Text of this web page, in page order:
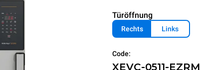
Türöffnung
Rechts Links
Code:
XEVC-0511-EZRM